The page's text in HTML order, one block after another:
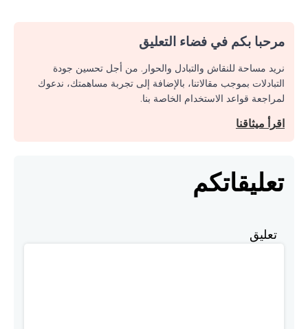
مرحبا بكم في فضاء التعليق
نريد مساحة للنقاش والتبادل والحوار. من أجل تحسين جودة
التبادلات بموجب مقالاتنا، بالإضافة إلى تجربة مساهمتك، ندعوك
لمراجعة قواعد الاستخدام الخاصة بنا.
اقرأ ميثاقنا
تعليقاتكم
تعليق